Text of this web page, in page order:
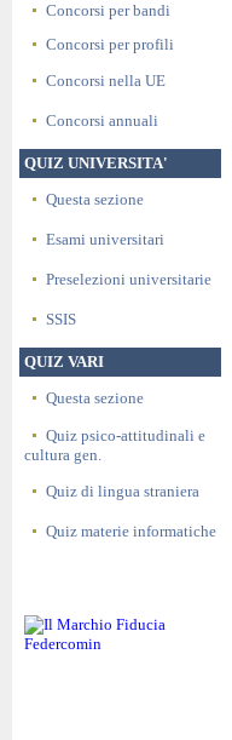
Concorsi per bandi
Concorsi per profili
Concorsi nella UE
Concorsi annuali
QUIZ UNIVERSITA'
Questa sezione
Esami universitari
Preselezioni universitarie
SSIS
QUIZ VARI
Questa sezione
Quiz psico-attitudinali e
cultura gen.
Quiz di lingua straniera
Quiz materie informatiche